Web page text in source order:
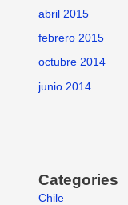
abril 2015
febrero 2015
octubre 2014
junio 2014
Categories
Chile